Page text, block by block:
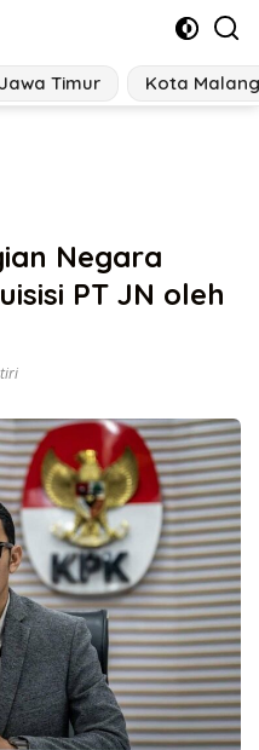
Jawa Timur Kota Malang
Negara
PT JN oleh